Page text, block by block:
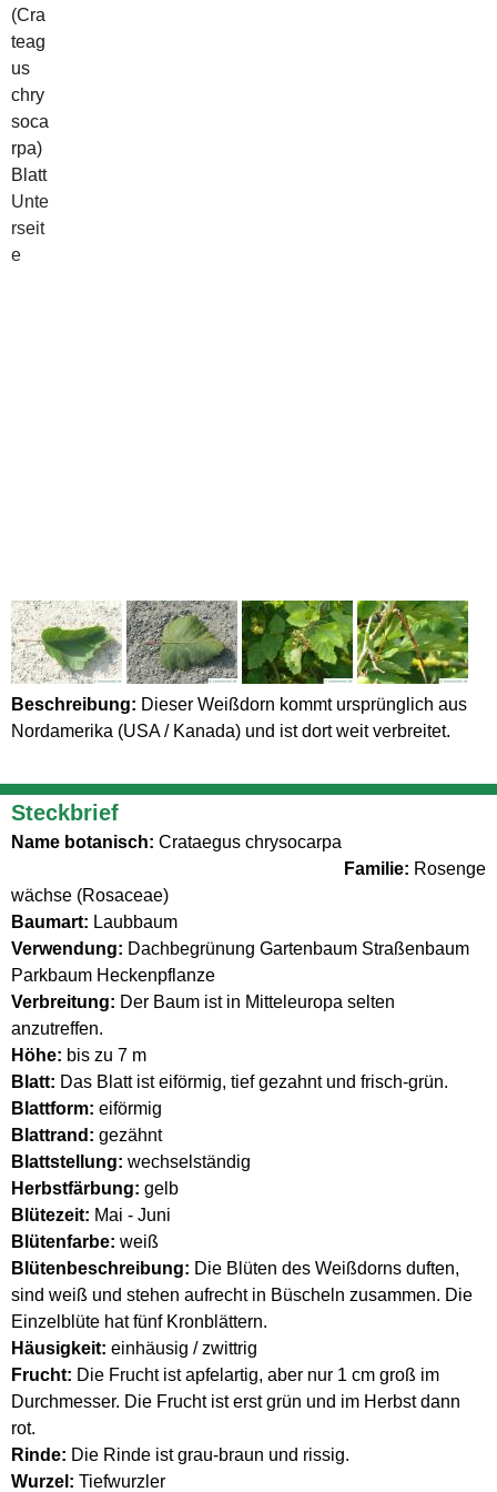
(Cra
teag
us
chry
soca
rpa)
Blatt
(Cra
teag
us
chry
soca
rpa)
Blatt
Unte
rseit
e
Beschreibung: Dieser Weißdorn kommt ursprünglich aus
Nordamerika (USA / Kanada) und ist dort weit verbreitet.
Steckbrief
Name botanisch: Crataegus chrysocarpa
Familie: Rosenge
wächse (Rosaceae)
Baumart: Laubbaum
Verwendung: Dachbegrünung Gartenbaum Straßenbaum
Parkbaum Heckenpflanze
Verbreitung: Der Baum ist in Mitteleuropa selten
anzutreffen.
Höhe: bis zu 7 m
Blatt: Das Blatt ist eiförmig, tief gezahnt und frisch-grün.
Blattform: eiförmig
Blattrand: gezähnt
Blattstellung: wechselständig
Herbstfärbung: gelb
Blütezeit: Mai - Juni
Blütenfarbe: weiß
Blütenbeschreibung: Die Blüten des Weißdorns duften,
sind weiß und stehen aufrecht in Büscheln zusammen. Die
Einzelblüte hat fünf Kronblättern.
Häusigkeit: einhäusig / zwittrig
Frucht: Die Frucht ist apfelartig, aber nur 1 cm groß im
Durchmesser. Die Frucht ist erst grün und im Herbst dann
rot.
Rinde: Die Rinde ist grau-braun und rissig.
Wurzel: Tiefwurzler